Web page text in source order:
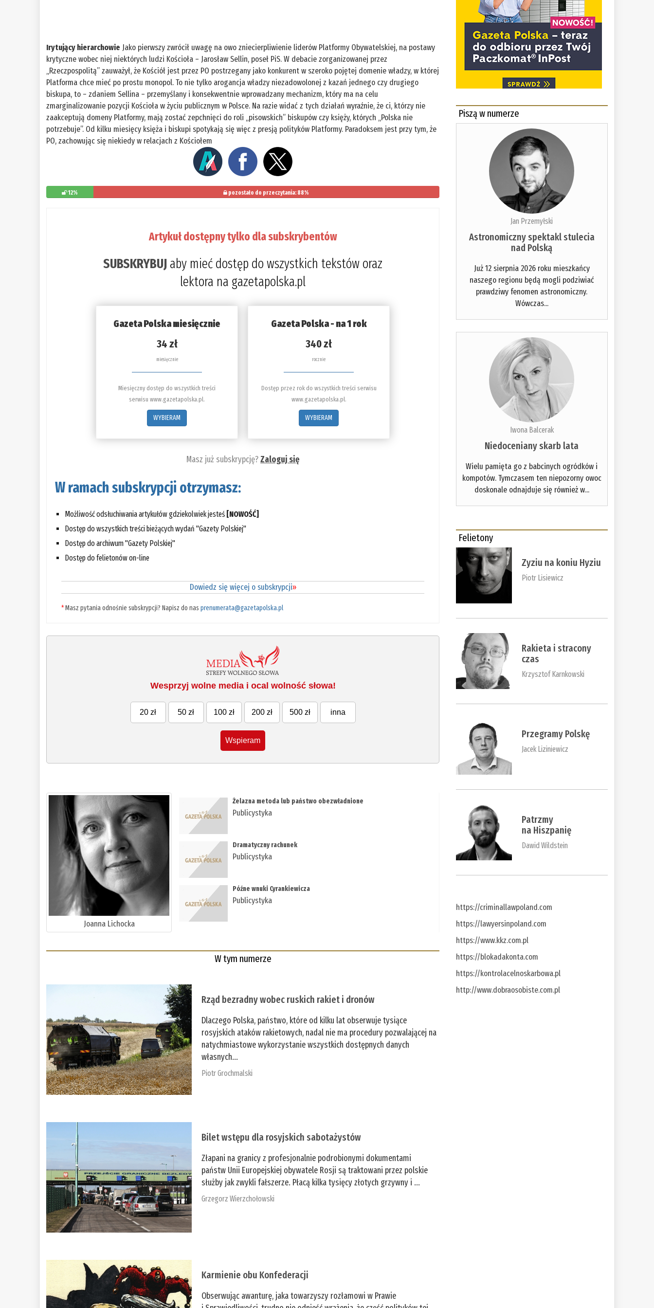
Irytujący hierarchowie Jako pierwszy zwrócił uwagę na owo zniecierpliwienie liderów Platformy Obywatelskiej, na postawy
krytyczne wobec niej niektórych ludzi Kościoła – Jarosław Sellin, poseł PiS. W debacie zorganizowanej przez
„Rzeczpospolitą” zauważył, że Kościół jest przez PO postrzegany jako konkurent w szeroko pojętej domenie władzy, w której
Platforma chce mieć po prostu monopol. To nie tylko arogancja władzy niezadowolonej z kazań jednego czy drugiego
biskupa, to – zdaniem Sellina – przemyślany i konsekwentnie wprowadzany mechanizm, który ma na celu
zmarginalizowanie pozycji Kościoła w życiu publicznym w Polsce. Na razie widać z tych działań wyraźnie, że ci, którzy nie
zaakceptują domeny Platformy, mają zostać zepchnięci do roli „pisowskich” biskupów czy księży, których „Polska nie
potrzebuje”. Od kilku miesięcy księża i biskupi spotykają się więc z presją polityków Platformy. Paradoksem jest przy tym, że
PO, zachowując się niekiedy w relacjach z Kościołem
12% pozostało do przeczytania: 88%
Artykuł dostępny tylko dla subskrybentów
SUBSKRYBUJ aby mieć dostęp do wszystkich tekstów oraz
lektora na gazetapolska.pl
Gazeta Polska miesięcznie
34 zł
miesięcznie
Miesięczny dostęp do wszystkich treści
serwisu www.gazetapolska.pl.
WYBIERAM
Gazeta Polska - na 1 rok
340 zł
rocznie
Dostęp przez rok do wszystkich treści serwisu
www.gazetapolska.pl.
WYBIERAM
Masz już subskrypcję?Zaloguj się
W ramach subskrypcji otrzymasz:
Możliwość odsłuchiwania artykułów gdziekolwiek jesteś [NOWOŚĆ]
Dostęp do wszystkich treści bieżących wydań "Gazety Polskiej"
Dostęp do archiwum "Gazety Polskiej"
Dostęp do felietonów on-line
Dowiedz się więcej o subskrypcji»
*Masz pytania odnośnie subskrypcji? Napisz do nasprenumerata@gazetapolska.pl
Wesprzyj wolne media i ocal wolność słowa!
20 zł 50 zł 100 zł 200 zł 500 zł inna
Wspieram
Joanna Lichocka
Żelazna metoda lub państwo obezwładnione
Publicystyka
Dramatyczny rachunek
Publicystyka
Późne wnuki Cyrankiewicza
Publicystyka
W tym numerze
Rząd bezradny wobec ruskich rakiet i dronów
Dlaczego Polska, państwo, które od kilku lat obserwuje tysiące
rosyjskich ataków rakietowych, nadal nie ma procedury pozwalającej na
natychmiastowe wykorzystanie wszystkich dostępnych danych
własnych...
Piotr Grochmalski
Bilet wstępu dla rosyjskich sabotażystów
Złapani na granicy z profesjonalnie podrobionymi dokumentami
państw Unii Europejskiej obywatele Rosji są traktowani przez polskie
służby jak zwykli fałszerze. Płacą kilka tysięcy złotych grzywny i ...
Grzegorz Wierzchołowski
Karmienie obu Konfederacji
Obserwując awanturę, jaka towarzyszy rozłamowi w Prawie
Piszą w numerze
Jan Przemyłski
Astronomiczny spektakl stulecia
nad Polską
Już 12 sierpnia 2026 roku mieszkańcy
naszego regionu będą mogli podziwiać
prawdziwy fenomen astronomiczny.
Wówczas...
Iwona Balcerak
Niedoceniany skarb lata
Wielu pamięta go z babcinych ogródków i
kompotów. Tymczasem ten niepozorny owoc
doskonale odnajduje się również w...
Felietony
Zyziu na koniu Hyziu
Piotr Lisiewicz
Rakieta i stracony
czas
Krzysztof Karnkowski
Przegramy Polskę
Jacek Liziniewicz
Patrzmy
na Hiszpanię
Dawid Wildstein
https://criminallawpoland.com
https://lawyersinpoland.com
https://www.kkz.com.pl
https://blokadakonta.com
https://kontrolacelnoskarbowa.pl
http://www.dobraosobiste.com.pl